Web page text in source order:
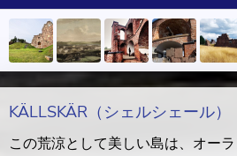
KÄLLSKÄR（シェルシェール）
この荒涼として美しい島は、オー